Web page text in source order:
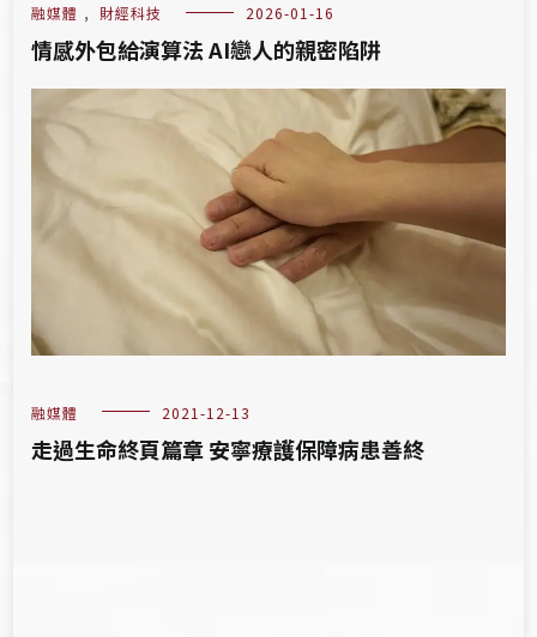
融媒體 , 財經科技 2026-01-16
情感外包給演算法 AI戀人的親密陷阱
融媒體 2021-12-13
走過生命終頁篇章 安寧療護保障病患善終